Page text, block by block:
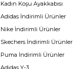
Kadın Koşu Ayakkabısı
Adidas İndirimli Ürünler
Nike İndirimli Ürünler
Skechers İndirimli Ürünler
Puma İndirimli Ürünler
Adidas Y-3